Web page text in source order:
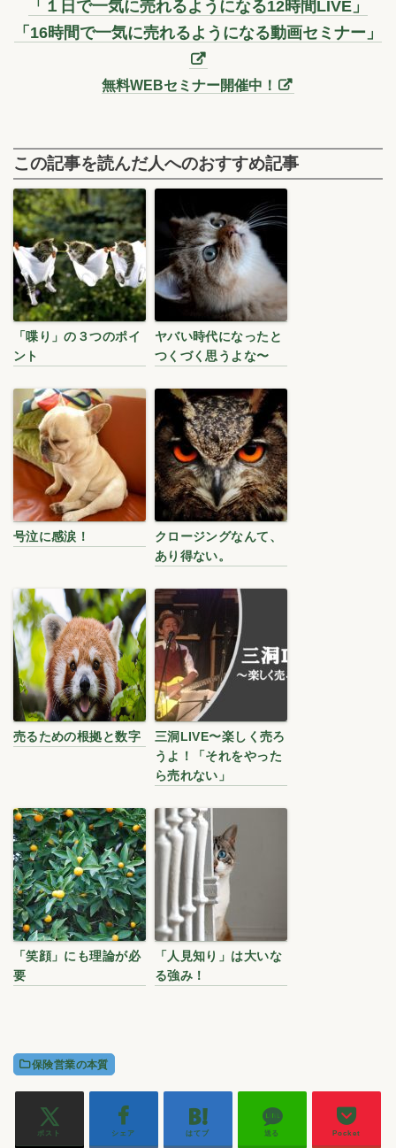
「１日で一気に売れるようになる12時間LIVE」
「16時間で一気に売れるようになる動画セミナー」
無料WEBセミナー開催中！
この記事を読んだ人へのおすすめ記事
「喋り」の３つのポイ
ント
ヤバい時代になったと
つくづく思うよな〜
号泣に感涙！
クロージングなんて、
あり得ない。
売るための根拠と数字
三洞LIVE〜楽しく売ろ
うよ！「それをやった
ら売れない」
「笑顔」にも理論が必
要
「人見知り」は大いな
る強み！
保険営業の本質
ポスト シェア はてブ 送る Pocket